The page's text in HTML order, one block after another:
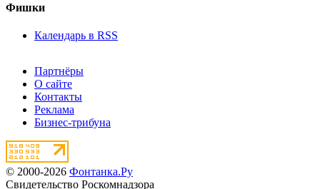
Фишки
Календарь в RSS
Партнёры
О сайте
Контакты
Реклама
Бизнес-трибуна
© 2000-2026 Фонтанка.Ру
Свидетельство Роскомнадзора